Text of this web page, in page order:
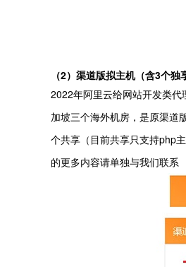
（2）渠道版拟主机（含3个独
2022年阿里云给网站开发类
加坡三个海外机房，是原渠道
个共享（目前共享只支持php
的更多内容请单独与我们联系